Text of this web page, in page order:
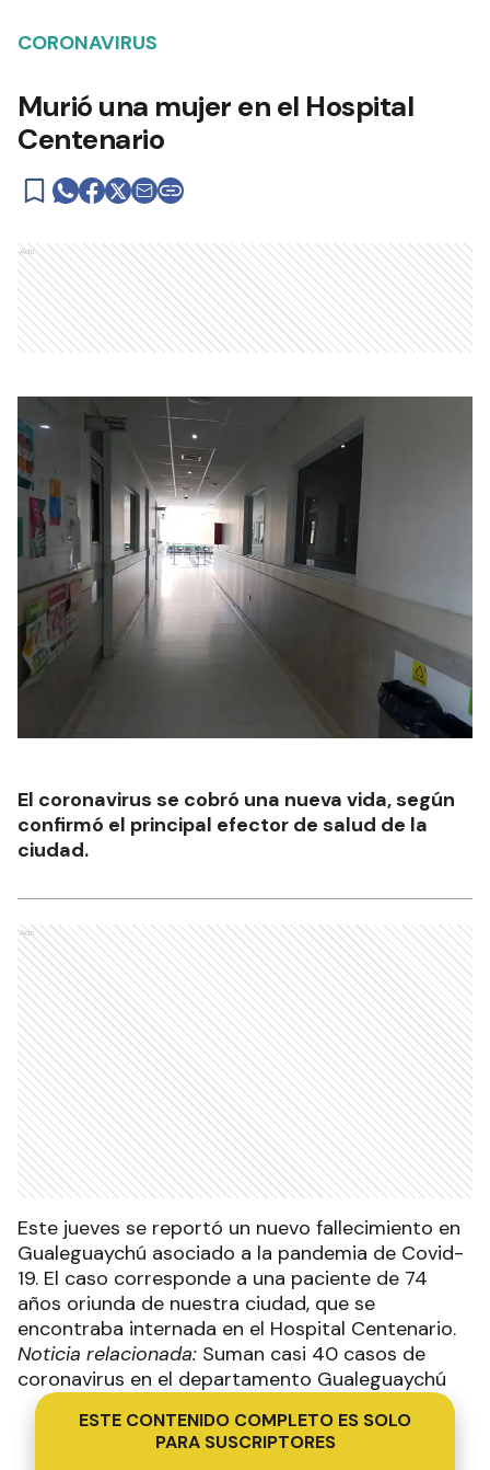
CORONAVIRUS
Murió una mujer en el Hospital
Centenario
Ads
El coronavirus se cobró una nueva vida, según
confirmó el principal efector de salud de la
ciudad.
Ads
Este jueves se reportó un nuevo fallecimiento en
Gualeguaychú asociado a la pandemia de Covid-
19. El caso corresponde a una paciente de 74
años oriunda de nuestra ciudad, que se
encontraba internada en el Hospital Centenario.
Noticia relacionada: Suman casi 40 casos de
coronavirus en el departamento Gualeguaychú
ESTE CONTENIDO COMPLETO ES SOLO
PARA SUSCRIPTORES